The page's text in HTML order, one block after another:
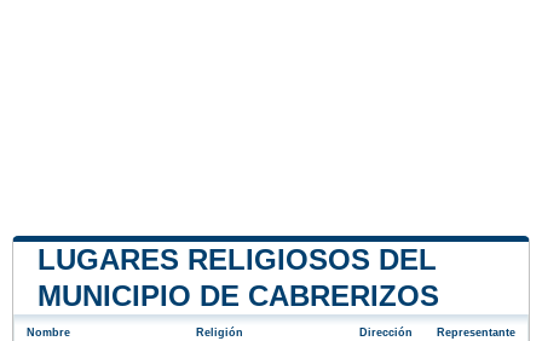
LUGARES RELIGIOSOS DEL
MUNICIPIO DE CABRERIZOS
Nombre Religión Dirección Representante